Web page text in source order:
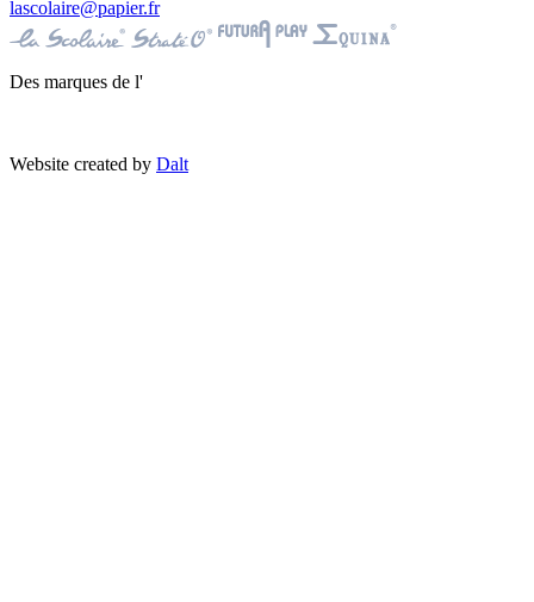
lascolaire@papier.fr
Des marques de l'
Website created by Dalt